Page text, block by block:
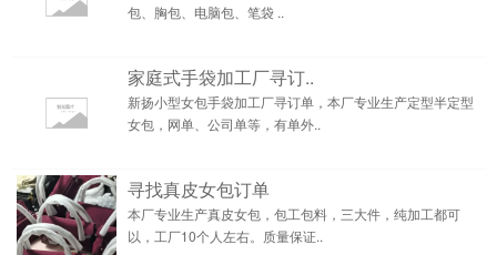
包、胸包、电脑包、笔袋 ..
家庭式手袋加工厂寻订..
新扬小型女包手袋加工厂寻订单，本厂专业生产定型半定型
女包，网单、公司单等，有单外..
寻找真皮女包订单
本厂专业生产真皮女包，包工包料，三大件，纯加工都可
以，工厂10个人左右。质量保证..